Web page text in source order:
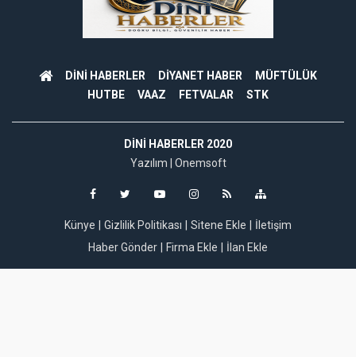
DİNİ HABERLER DİYANET HABER
MÜFTÜLÜK
HUTBE
VAAZ FETVALAR STK
DINI HABERLER 2020
Yazılım | Onemsoft
Künye Gizlilik Politikası Sitene Ekle
İletişim
Haber Gönder
Firma Ekle İlan Ekle